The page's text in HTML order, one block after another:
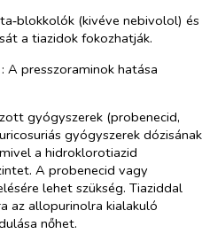
(kivéve nebivolol) és
a tiazidok fokozhatják.
A presszoraminok hatása
gyógyszerek (probenecid,
gyógyszerek dózisának
a hidroklorotiazid
A probenecid vagy
lehet szükség. Tiaziddal
az allopurinolra kialakuló
nőhet.